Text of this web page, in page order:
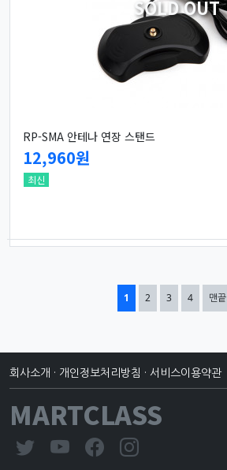
SOLD OUT
RP-SMA 안테나 연장 스탠드
12,960원
최신
열린
1 페이지
2
페이지3
페이지4
페이지맨끝
회사소개 · 개인정보처리방침 · 서비스이용약관
MARTCLASS